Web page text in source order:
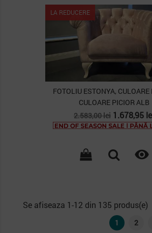
LA REDUCERE
FOTOLIU ESTONYA, CULOARE
CULOARE PICIOR ALB
Pret
de
2.583,00 lei Pret
1.678,95

Se afiseaza 1-12 din 135 produs(e)
1 2